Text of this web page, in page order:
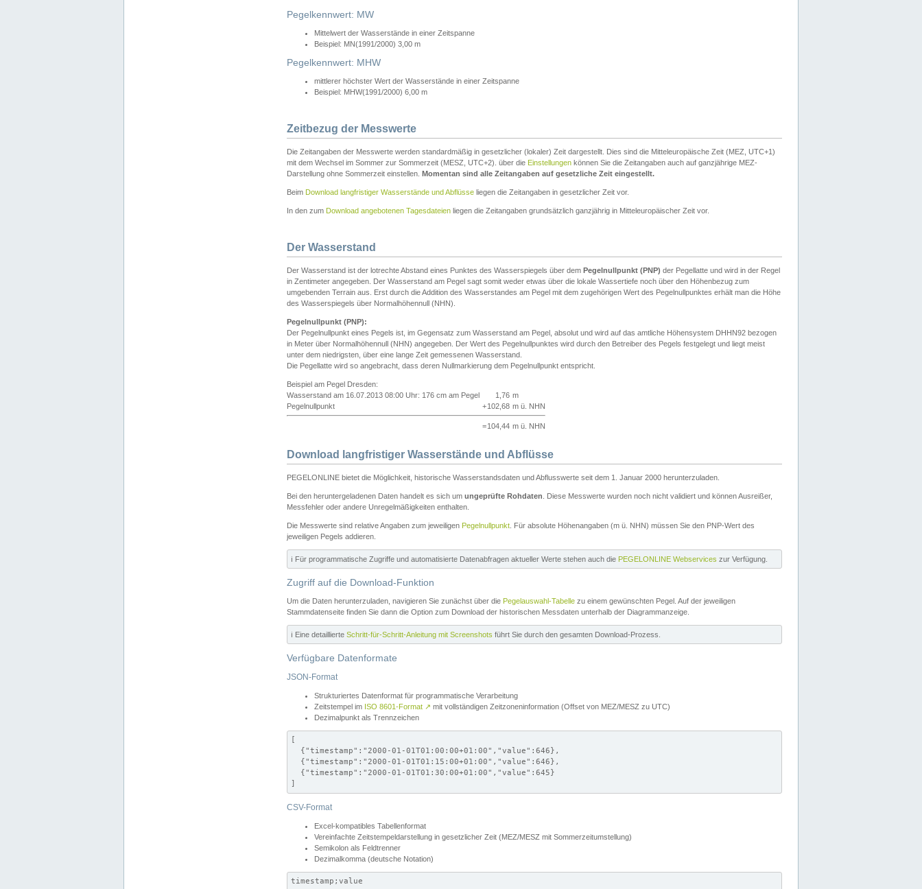
Pegelkennwert: MW
Mittelwert der Wasserstände in einer Zeitspanne
Beispiel: MN(1991/2000) 3,00 m
Pegelkennwert: MHW
mittlerer höchster Wert der Wasserstände in einer Zeitspanne
Beispiel: MHW(1991/2000) 6,00 m
Zeitbezug der Messwerte
Die Zeitangaben der Messwerte werden standardmäßig in gesetzlicher (lokaler) Zeit dargestellt. Dies sind die Mitteleuropäische Zeit (MEZ, UTC+1)
mit dem Wechsel im Sommer zur Sommerzeit (MESZ, UTC+2). über die Einstellungen können Sie die Zeitangaben auch auf ganzjährige MEZ-
Darstellung ohne Sommerzeit einstellen. Momentan sind alle Zeitangaben auf gesetzliche Zeit eingestellt.
Beim Download langfristiger Wasserstände und Abflüsse liegen die Zeitangaben in gesetzlicher Zeit vor.
In den zum Download angebotenen Tagesdateien liegen die Zeitangaben grundsätzlich ganzjährig in Mitteleuropäischer Zeit vor.
Der Wasserstand
Der Wasserstand ist der lotrechte Abstand eines Punktes des Wasserspiegels über dem Pegelnullpunkt (PNP) der Pegellatte und wird in der Regel
in Zentimeter angegeben. Der Wasserstand am Pegel sagt somit weder etwas über die lokale Wassertiefe noch über den Höhenbezug zum
umgebenden Terrain aus. Erst durch die Addition des Wasserstandes am Pegel mit dem zugehörigen Wert des Pegelnullpunktes erhält man die Höhe
des Wasserspiegels über Normalhöhennull (NHN).
Pegelnullpunkt (PNP):
Der Pegelnullpunkt eines Pegels ist, im Gegensatz zum Wasserstand am Pegel, absolut und wird auf das amtliche Höhensystem DHHN92 bezogen
in Meter über Normalhöhennull (NHN) angegeben. Der Wert des Pegelnullpunktes wird durch den Betreiber des Pegels festgelegt und liegt meist
unter dem niedrigsten, über eine lange Zeit gemessenen Wasserstand.
Die Pegellatte wird so angebracht, dass deren Nullmarkierung dem Pegelnullpunkt entspricht.
Beispiel am Pegel Dresden:
Wasserstand am 16.07.2013 08:00 Uhr: 176 cm am Pegel
1,76 m
Pegelnullpunkt
+102,68 m ü. NHN
=104,44 m ü. NHN
Download langfristiger Wasserstände und Abflüsse
PEGELONLINE bietet die Möglichkeit, historische Wasserstandsdaten und Abflusswerte seit dem 1. Januar 2000 herunterzuladen.
Bei den heruntergeladenen Daten handelt es sich um ungeprüfte Rohdaten . Diese Messwerte wurden noch nicht validiert und können Ausreißer,
Messfehler oder andere Unregelmäßigkeiten enthalten.
Die Messwerte sind relative Angaben zum jeweiligen Pegelnullpunkt . Für absolute Höhenangaben (m ü. NHN) müssen Sie den PNP-Wert des
jeweiligen Pegels addieren.
ℹ️ Für programmatische Zugriffe und automatisierte Datenabfragen aktueller Werte stehen auch die PEGELONLINE Webservices zur Verfügung.
Zugriff auf die Download-Funktion
Um die Daten herunterzuladen, navigieren Sie zunächst über die Pegelauswahl-Tabelle zu einem gewünschten Pegel. Auf der jeweiligen
Stammdatenseite finden Sie dann die Option zum Download der historischen Messdaten unterhalb der Diagrammanzeige.
ℹ️ Eine detaillierte Schritt-für-Schritt-Anleitung mit Screenshots führt Sie durch den gesamten Download-Prozess.
Verfügbare Datenformate
JSON-Format
Strukturiertes Datenformat für programmatische Verarbeitung
Zeitstempel im ISO 8601-Format ↗ mit vollständigen Zeitzoneninformation (Offset von MEZ/MESZ zu UTC)
Dezimalpunkt als Trennzeichen
[
  {"timestamp":"2000-01-01T01:00:00+01:00","value":646},
  {"timestamp":"2000-01-01T01:15:00+01:00","value":646},
  {"timestamp":"2000-01-01T01:30:00+01:00","value":645}
]
CSV-Format
Excel-kompatibles Tabellenformat
Vereinfachte Zeitstempeldarstellung in gesetzlicher Zeit (MEZ/MESZ mit Sommerzeitumstellung)
Semikolon als Feldtrenner
Dezimalkomma (deutsche Notation)
timestamp;value